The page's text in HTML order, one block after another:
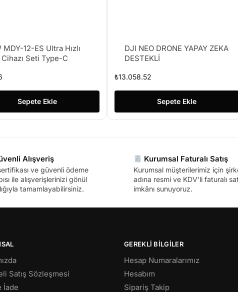
MDY-12-ES Ultra Hızlı
Seti Type-C
Sepete Ekle
DJI NEO DRONE YAPAY ZEKA
DESTEKLİ
₺13.058.52
Sepete Ekle
Alışveriş
ve güvenli ödeme
ile alışverişlerinizi gönül
tamamlayabilirsiniz.
Kurumsal Faturalı Satış
Kurumsal müşterilerimiz için
adına resmi ve KDV’li faturalı
imkânı sunuyoruz.
Satış Sözleşmesi
İade
GEREKLİ BİLGİLER
Hesap Numaralarımız
Hesabım
Sipariş Takip